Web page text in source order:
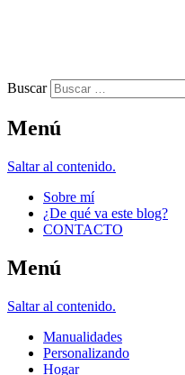
Buscar
Menú
Saltar al contenido.
Sobre mí
¿De qué va este blog?
CONTACTO
Menú
Saltar al contenido.
Manualidades
Personalizando
Hogar